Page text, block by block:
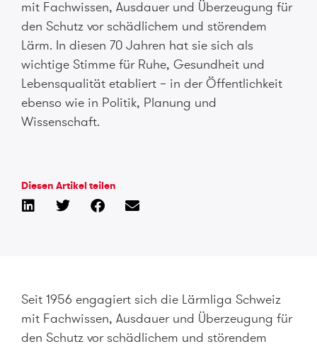
mit Fachwissen, Ausdauer und Überzeugung für
den Schutz vor schädlichem und störendem
Lärm. In diesen 70 Jahren hat sie sich als
wichtige Stimme für Ruhe, Gesundheit und
Lebensqualität etabliert – in der Öffentlichkeit
ebenso wie in Politik, Planung und
Wissenschaft.
Diesen Artikel teilen
Seit 1956 engagiert sich die Lärmliga Schweiz
mit Fachwissen, Ausdauer und Überzeugung für
den Schutz vor schädlichem und störendem